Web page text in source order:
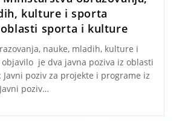
kulture i sporta
oblasti sporta i kulture
nauke, mladih, kulture i
objavilo je dva javna poziva iz oblasti
poziv za projekte i programe iz
poziv…